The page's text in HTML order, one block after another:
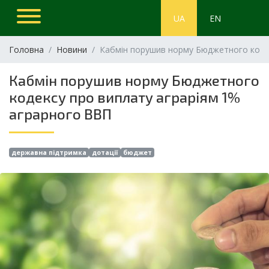
UA EN
Головна Новини Кабмін порушив норму Бюджетного
Кабмін порушив норму Бюджетного
кодексу про виплату аграріям 1%
аграрного ВВП
державна підтримка дотації бюджет